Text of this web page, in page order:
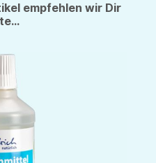
empfehlen wir Dir